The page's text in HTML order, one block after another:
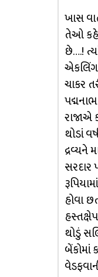
ખાસ
તેઓ
છે….!
એકલિંગ
ચાકર
રાજાએ
થોડાં
દ્રવ્યને
સરદાર
હોવા
થોડું
બેંકોમાં